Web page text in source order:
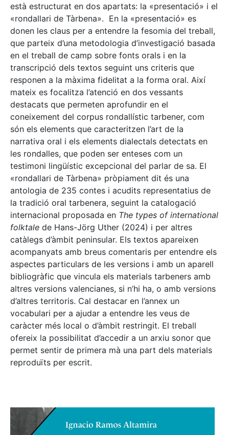
està estructurat en dos apartats: la «presentació» i el
«rondallari de Tàrbena». En la «presentació» es
donen les claus per a entendre la fesomia del treball,
que parteix d’una metodologia d’investigació basada
en el treball de camp sobre fonts orals i en la
transcripció dels textos seguint uns criteris que
responen a la màxima fidelitat a la forma oral. Així
mateix es focalitza l’atenció en dos vessants
destacats que permeten aprofundir en el
coneixement del corpus rondallístic tarbener, com
són els elements que caracteritzen l’art de la
narrativa oral i els elements dialectals detectats en
les rondalles, que poden ser enteses com un
testimoni lingüístic excepcional del parlar de sa. El
«rondallari de Tàrbena» pròpiament dit és una
antologia de 235 contes i acudits representatius de
la tradició oral tarbenera, seguint la catalogació
internacional proposada en The types of international
folktale de Hans-Jörg Uther (2024) i per altres
catàlegs d’àmbit peninsular. Els textos apareixen
acompanyats amb breus comentaris per entendre els
aspectes particulars de les versions i amb un aparell
bibliogràfic que vincula els materials tarbeners amb
altres versions valencianes, si n’hi ha, o amb versions
d’altres territoris. Cal destacar en l’annex un
vocabulari per a ajudar a entendre les veus de
caràcter més local o d’àmbit restringit. El treball
ofereix la possibilitat d’accedir a un arxiu sonor que
permet sentir de primera mà una part dels materials
reproduïts per escrit.